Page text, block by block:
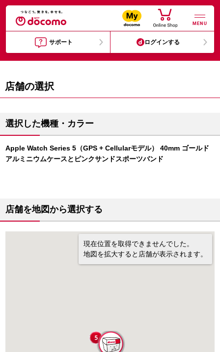
MENU
サポート ログインする
店舗の選択
選択した機種・カラー
Apple Watch Series 5（GPS + Cellularモデル） 40mm ゴールド
アルミニウムケースとピンクサンドスポーツバンド
店舗を地図から選択する
現在位置を取得できませんでした。
地図を拡大すると店舗が表示されます。